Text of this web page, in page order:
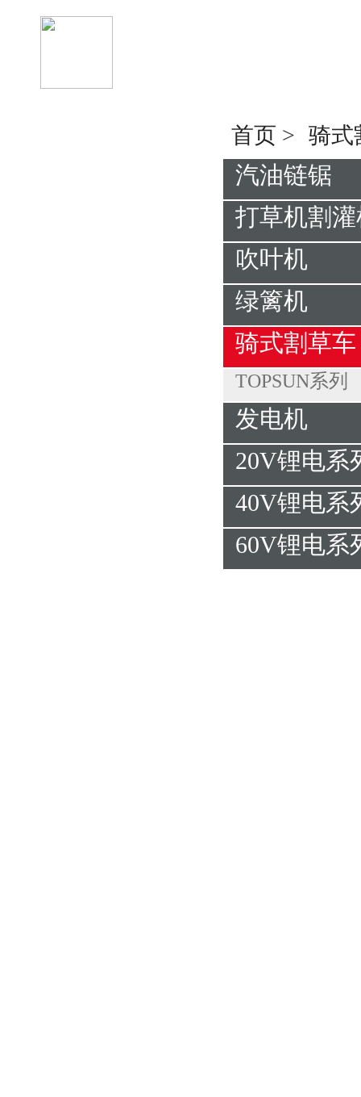
首页 > 骑式
汽油链锯
打草机割灌
吹叶机
绿篱机
骑式割草车
TOPSUN系列
发电机
20V锂电系
40V锂电系
60V锂电系